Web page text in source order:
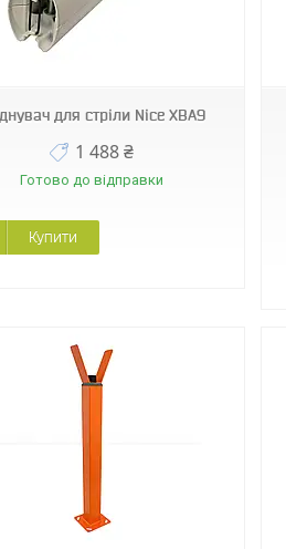
для стріли Nice XBA9
1 488 ₴
Готово до відправки
Купити
WA2M/FRK92